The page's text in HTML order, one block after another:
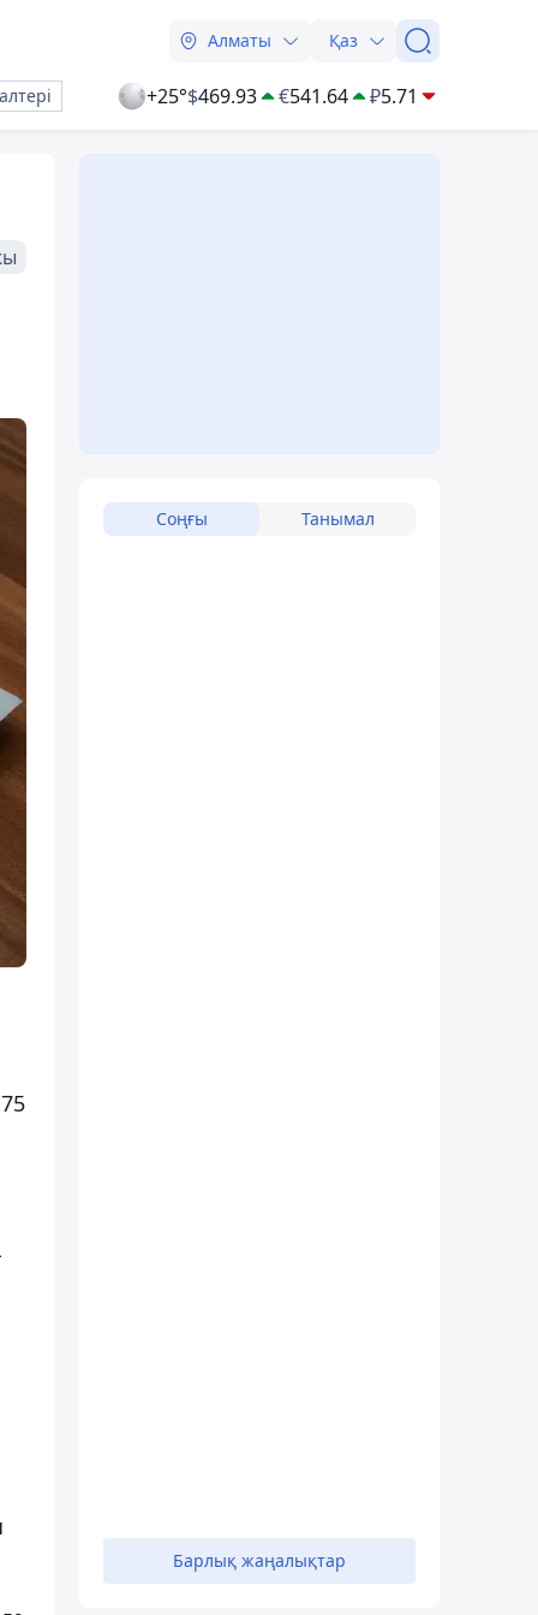
Алматы Қаз
+25°$469.93 €541.64 ₽5.71
Соңғы Танымал
Барлық жаңалықтар